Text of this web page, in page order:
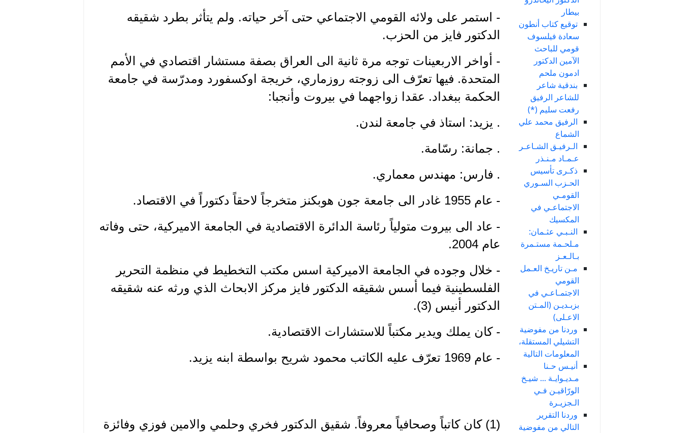
بيطار
توقيع كتاب أنطون
سعادة فيلسوف
قومي للباحث
الآمين الدكتور
ادمون ملحم
بندقية شاعر
للشاعر الرفيق
رفعت سليم (*)
الرفيق محمد علي
الشماع
الـرفيـق الشـاعـر
عـمـاد مـنـذر
ذكـرى تأسيس
الحـزب السـوري
القومـي
الاجتماعـي في
المكسيك
النـبـي عثـمان:
مـلحـمة مستـمرة
بـالـعـز
مـن تاريـخ العـمل
القومي
الاجتمـاعـي في
بزبـديـن (المـتن
الاعـلى)
وردنا من مفوضية
التشيلي المستقلة،
المعلومات التالية
أنيـس حـنا
مـديـوايـة ... شيـخ
الورّاقيـن فـي
الـجزيـرة
وردنا التقرير
التالي من مفوضية
- استمر على ولائه القومي الاجتماعي حتى آخر حياته. ولم يتأثر بطرد شقيقه
الدكتور فايز من الحزب.
- أواخر الاربعينات توجه مرة ثانية الى العراق بصفة مستشار اقتصادي في الأمم
المتحدة. فيها تعرّف الى زوجته روزماري، خريجة اوكسفورد ومدرّسة في جامعة
الحكمة ببغداد. عقدا زواجهما في بيروت وأنجبا:
. يزيد: استاذ في جامعة لندن.
. جمانة: رسّامة.
. فارس: مهندس معماري.
- عام 1955 غادر الى جامعة جون هوبكنز متخرجاً لاحقاً دكتوراً في الاقتصاد.
- عاد الى بيروت متولياً رئاسة الدائرة الاقتصادية في الجامعة الاميركية، حتى وفاته
عام 2004.
- خلال وجوده في الجامعة الاميركية اسس مكتب التخطيط في منظمة التحرير
الفلسطينية فيما أسس شقيقه الدكتور فايز مركز الابحاث الذي ورثه عنه شقيقه
الدكتور أنيس (3).
- كان يملك ويدير مكتباً للاستشارات الاقتصادية.
- عام 1969 تعرّف عليه الكاتب محمود شريح بواسطة ابنه يزيد.
(1) كان كاتباً وصحافياً معروفاً. شقيق الدكتور فخري وحلمي والامين فوزي وفائزة